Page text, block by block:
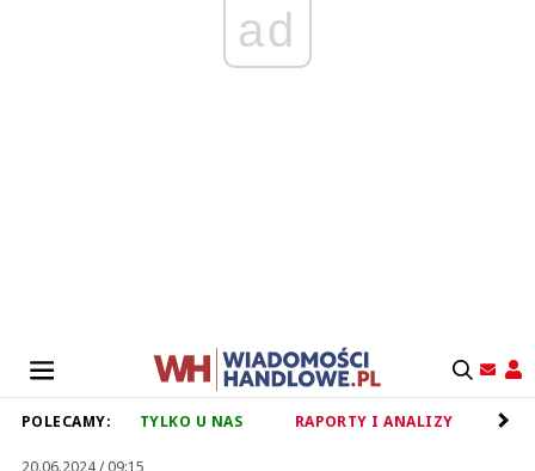
ad
POLECAMY: TYLKO U NAS RAPORTY I ANALIZY
20.06.2024 / 09:15